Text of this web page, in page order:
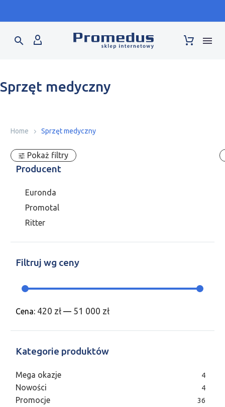
Sprzęt medyczny
Home Sprzęt medyczny
Pokaż filtry
Producent
Euronda
Promotal
Ritter
Filtruj wg ceny
Cena: 420 zł — 51 000 zł
Kategorie produktów
Mega okazje 4
Nowości 4
Promocje 36